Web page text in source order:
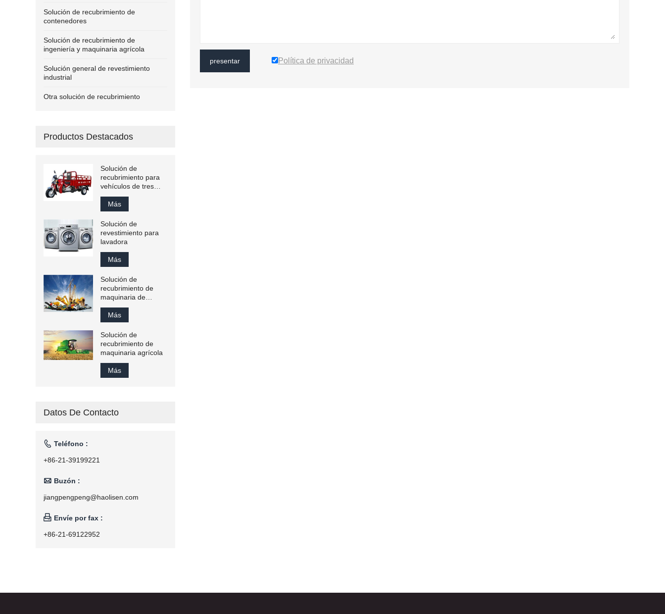
presentar Política de privacidad
Solución de recubrimiento de
contenedores
Solución de recubrimiento de
ingeniería y maquinaria agrícola
Solución general de revestimiento
industrial
Otra solución de recubrimiento
Productos Destacados
Solución de
recubrimiento para
vehículos de tres
ruedas
Más
Solución de
revestimiento para
lavadora
Más
Solución de
recubrimiento de
maquinaria de
ingeniería
Más
Solución de
recubrimiento de
maquinaria agrícola
Más
Datos De Contacto
 Teléfono :
+86-21-39199221
 Buzón :
jiangpengpeng@haolisen.com
 Envíe por fax :
+86-21-69122952